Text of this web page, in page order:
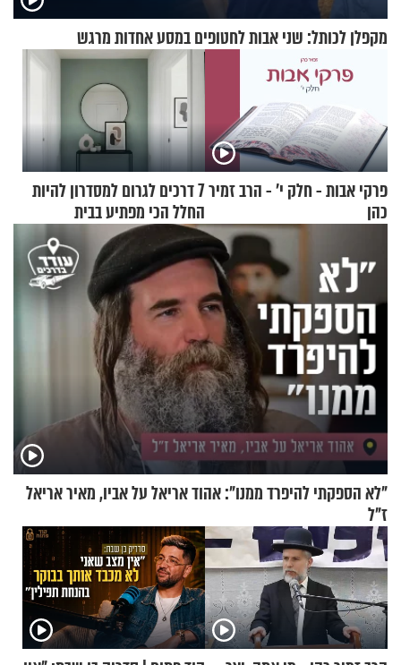
מקפלן לכותל: שני אבות לחטופים במסע אחדות מרגש
פרקי אבות - חלק י’ - הרב זמיר
כהן
7 דרכים לגרום למסדרון להיות
החלל הכי מפתיע בבית
"לא הספקתי להיפרד ממנו": אהוד אריאל על אביו, מאיר אריאל
ז"ל